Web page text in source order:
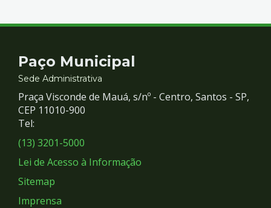
Contato
e
Redes
Sociais
Paço Municipal
Sede Administrativa
Praça Visconde de Mauá, s/nº - Centro, Santos - SP,
CEP 11010-900
Tel:
(13) 3201-5000
Lei de Acesso à Informação
Sitemap
Imprensa